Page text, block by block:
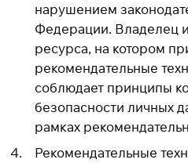
нарушением
Федерации. Владелец
ресурса, на котором
рекомендательные
соблюдает принципы
безопасности личных
рамках
Рекомендательные